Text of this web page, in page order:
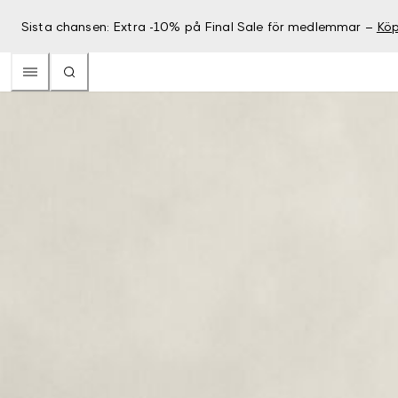
Sista chansen: Extra -10% på Final Sale för medlemmar –